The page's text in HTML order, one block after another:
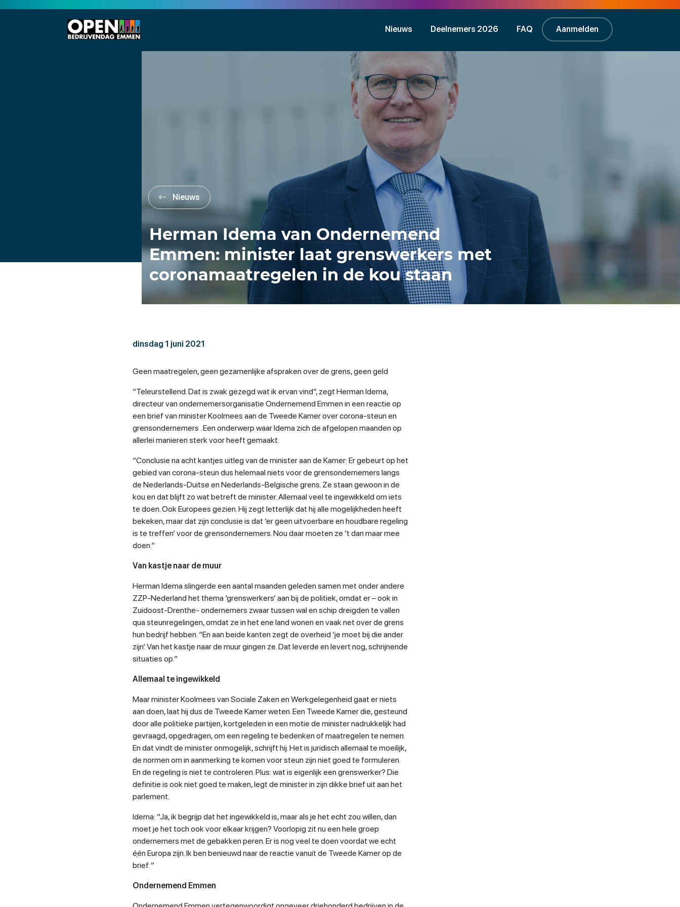
Nieuws Deelnemers 2026 FAQ Aanmelden
Nieuws
Herman Idema van Ondernemend
Emmen: minister laat grenswerkers met
coronamaatregelen in de kou staan
dinsdag 1 juni 2021
Geen maatregelen, geen gezamenlijke afspraken over de grens, geen geld
“Teleurstellend. Dat is zwak gezegd wat ik ervan vind”, zegt Herman Idema,
directeur van ondernemersorganisatie Ondernemend Emmen in een reactie op
een brief van minister Koolmees aan de Tweede Kamer over corona-steun en
grensondernemers . Een onderwerp waar Idema zich de afgelopen maanden op
allerlei manieren sterk voor heeft gemaakt.
“Conclusie na acht kantjes uitleg van de minister aan de Kamer: Er gebeurt op het
gebied van corona-steun dus helemaal niets voor de grensondernemers langs
de Nederlands-Duitse en Nederlands-Belgische grens. Ze staan gewoon in de
kou en dat blijft zo wat betreft de minister. Allemaal veel te ingewikkeld om iets
te doen. Ook Europees gezien. Hij zegt letterlijk dat hij alle mogelijkheden heeft
bekeken, maar dat zijn conclusie is dat ‘er geen uitvoerbare en houdbare regeling
is te treffen’ voor de grensondernemers. Nou daar moeten ze ’t dan maar mee
doen.”
Van kastje naar de muur
Herman Idema slingerde een aantal maanden geleden samen met onder andere
ZZP-Nederland het thema ‘grenswerkers’ aan bij de politiek, omdat er – ook in
Zuidoost-Drenthe- ondernemers zwaar tussen wal en schip dreigden te vallen
qua steunregelingen, omdat ze in het ene land wonen en vaak net over de grens
hun bedrijf hebben. “En aan beide kanten zegt de overheid ‘je moet bij die ander
zijn’. Van het kastje naar de muur gingen ze. Dat leverde en levert nog, schrijnende
situaties op.”
Allemaal te ingewikkeld
Maar minister Koolmees van Sociale Zaken en Werkgelegenheid gaat er niets
aan doen, laat hij dus de Tweede Kamer weten. Een Tweede Kamer die, gesteund
door alle politieke partijen, kortgeleden in een motie de minister nadrukkelijk had
gevraagd, opgedragen, om een regeling te bedenken of maatregelen te nemen.
En dat vindt de minister onmogelijk, schrijft hij. Het is juridisch allemaal te moeilijk,
de normen om in aanmerking te komen voor steun zijn niet goed te formuleren.
En de regeling is niet te controleren. Plus: wat is eigenlijk een grenswerker? Die
definitie is ook niet goed te maken, legt de minister in zijn dikke brief uit aan het
parlement.
Idema: “Ja, ik begrijp dat het ingewikkeld is, maar als je het echt zou willen, dan
moet je het toch ook voor elkaar krijgen? Voorlopig zit nu een hele groep
ondernemers met de gebakken peren. Er is nog veel te doen voordat we echt
é֖én Europa zijn. Ik ben benieuwd naar de reactie vanuit de Tweede Kamer op de
brief. ”
Ondernemend Emmen